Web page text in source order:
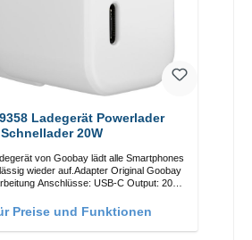
Ladegerät Powerlader
Schnellader 20W
von Goobay lädt alle Smartphones
wieder auf.Adapter Original Goobay
C Output: 20W
Preise und Funktionen